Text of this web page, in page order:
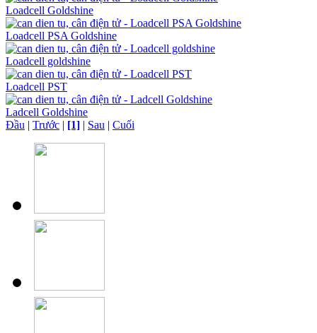
Loadcell Goldshine
Loadcell PSA Goldshine
Loadcell goldshine
Loadcell PST
Ladcell Goldshine
Đầu | Trước | [1] | Sau | Cuối